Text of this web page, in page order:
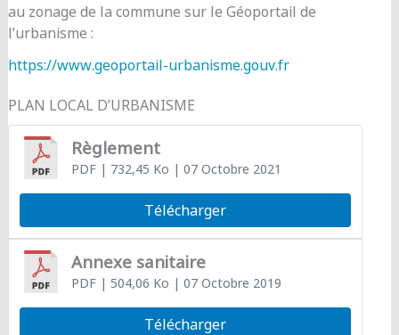
au zonage de la commune sur le Géoportail de
l’urbanisme :
https://www.geoportail-urbanisme.gouv.fr
PLAN LOCAL D’URBANISME
Règlement
PDF| 732,45 Ko | 07 Octobre 2021
Télécharger
Annexe sanitaire
PDF| 504,06 Ko | 07 Octobre 2019
Télécharger